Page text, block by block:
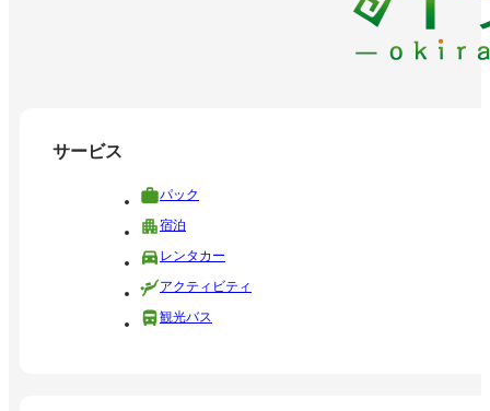
サービス
パック
宿泊
レンタカー
アクティビティ
観光バス